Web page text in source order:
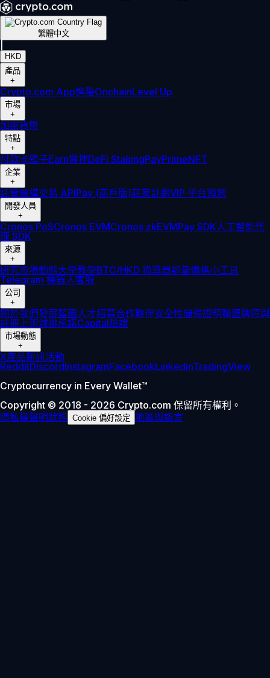
繁體中文
HKD
產品
+
Crypto.com App進階OnchainLevel Up
市場
+
加密貨幣
特點
+
付款卡籃子Earn質押DeFi StakingPayPrimeNFT
企業
+
託管機構交易 APIPay (商戶版)莊家計劃VIP 平台預測
開發人員
+
Cronos PoSCronos EVMCronos zkEVMPay SDK人工智能代
理 SDK
來源
+
研究市場動態大學教學BTC/HKD 換算器詞彙價格小工具
Telegram 機器人客服
公司
+
關於我們發展藍圖人才招募合作夥伴安全性儲備證明聯盟牌照與
註冊 上架減排承諾Capital驗證
市場動態
+
X產品新訊活動
RedditDiscordInstagramFacebookLinkedinTradingView
Cryptocurrency in Every Wallet™
Copyright © 2018 - 2026 Crypto.com 保留所有權利。
隱私權聲明狀態 Cookie 偏好設定 地區與語言